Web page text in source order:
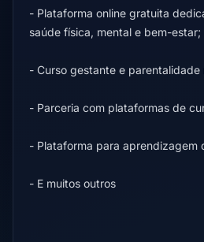
- Plataforma online gratuita
saúde física, mental e bem-estar;
- Curso gestante e parentalidade
- Parceria com plataformas de
- Plataforma para aprendizagem
- E muitos outros